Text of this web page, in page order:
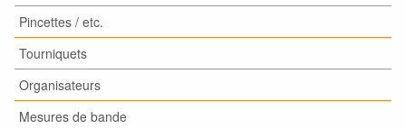
Pincettes / etc.
Tourniquets
Organisateurs
Mesures de bande